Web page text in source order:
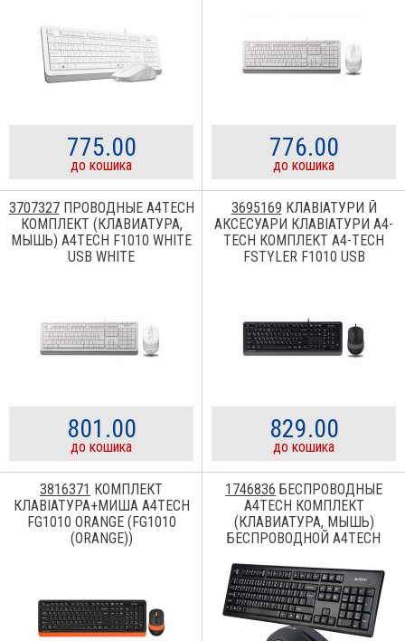
775.00
до кошика
776.00
до кошика
3707327ПРОВОДНЫЕ A4TECH
КОМПЛЕКТ (КЛАВИАТУРА,
МЫШЬ) A4TECH F1010 WHITE
USB WHITE
801.00
до кошика
3695169 КЛАВІАТУРИ Й
АКСЕСУАРИ КЛАВІАТУРИ A4-
TECH КОМПЛЕКТ A4-TECH
FSTYLER F1010 USB
829.00
до кошика
3816371 КОМПЛЕКТ
КЛАВІАТУРА+МИША A4TECH
FG1010 ORANGE (FG1010
(ORANGE))
1746836 БЕСПРОВОДНЫЕ
A4TECH КОМПЛЕКТ
(КЛАВИАТУРА, МЫШЬ)
БЕСПРОВОДНОЙ A4TECH
85+G3-200N)